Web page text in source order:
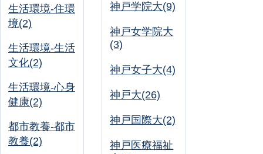
生活環境-住環
境(2)
生活環境-生活
文化(2)
生活環境-心身
健康(2)
都市教養-都市
教養(2)
神戸学院大(9)
神戸女学院大
(3)
神戸女子大(4)
神戸大(26)
神戸国際大(2)
神戸医療福祉